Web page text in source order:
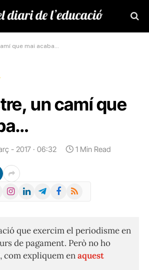
que mai acaba…
un camí que
- 2017 · 06:32 1 Min Read
Instagram
LinkedInTelegramFacebook
RSS
que exercim el periodisme en
de pagament. Però no ho
com expliquem enaquest